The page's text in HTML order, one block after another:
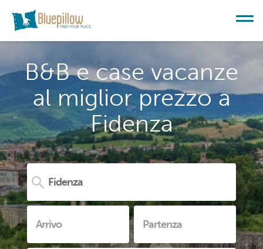
B&B e case vacanze
al miglior prezzo a
Fidenza